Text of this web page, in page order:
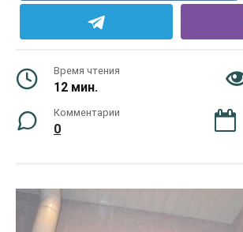
Время чтения
12 мин.
Комментарии
0